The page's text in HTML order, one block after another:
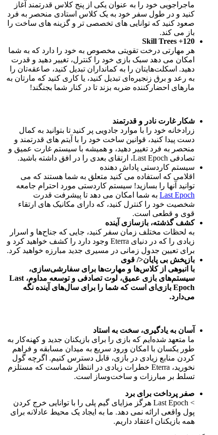
ماجراجویی خود را به عنوان یکی از پنج کلاس قدرتمند آغاز
کنید و در طول سفر خود به یک کلاس استادی منحصر به فرد
صعود کنید که توانایی های تخصصی تر و گزینه های ساخت را
باز می کند.
120+ Skill Trees
هر مهارتی درخت تقویتی مخصوص به خود را دارد که به شما
امکان می دهد سبک بازی خود را کنترل، تغییر دهید و قدرت
دهید. اسکلت‌هایتان را به کمانداران تبدیل کنید، صاعقه‌تان را
به رعد و برق زنجیره‌ای تبدیل کنید، یا کاری کنید که مارتان به
مارهای احضارکننده ضربه بزند تا در کنار شما بجنگند!
شکار غارت نادر و قدرتمند
زرادخانه خود را با موارد جادویی پر کنید تا بتوانید به کمال
دست پیدا کنید، قوانین ساخت خود را با آیتم های قدرتمند و
منحصر به فرد تغییر دهید، و همیشه با سیستم غارت عمیق و
تصادفی Last Epoch، ارتقای بعدی را در افق داشته باشید.
سیستم کاردستی پاداش دهنده
اقلامی که استفاده می کنید متعلق به شما هستند که می
توانید آنها را بسازید! سیستم کاردستی مورد احترام جامعه
Last Epoch به شما امکان می دهد تا پیشرفت قدرت
شخصیت خود را کنترل کنید، که دارای مکانیک های ارتقاء
قوی و قطعی است.
کشف گذشته، بازسازی آینده
به لحظات مختلف زمان سفر کنید، جایی که جناح‌ها و اسرار
زیادی را که در دنیای Eterra وجود دارد را کشف خواهید کرد و
برای تعیین جدول زمانی در مسیری جدید مبارزه خواهید کرد.
بازپخش بی پایان</ قوی
با انبوهی از کلاس‌ها و مهارت‌ها برای سفارشی‌سازی،
سیستم‌های بازی عمیق، لوت تصادفی و توسعه مداوم، Last
Epoch بازی‌ای است که شما را برای سال‌های آینده نگه
می‌دارد.
آسان به یادگیری، سخت به استاد
ما متعهد شده‌ایم که بازی را برای بازیکنان جدید و کهنه‌کار به
طور یکسان با امکان ورود سریع به میدان مسابقه و فراهم
کردن منابع زیادی در بازی، قابل دسترس کنیم. اگرچه گول
نخورید، Eterra خطرات زیادی در انتظار شماست که مستلزم
تسلط بر مبارزات و ساخت‌وساز است.
صفر پرداخت برای برد
> Last Epoch هرگز مزایای گیم پلی را با توانایی خرج کردن
پول واقعی ارائه نمی دهد. ما به ایجاد یک محیط عادلانه برای
همه بازیکنان اعتقاد داریم.